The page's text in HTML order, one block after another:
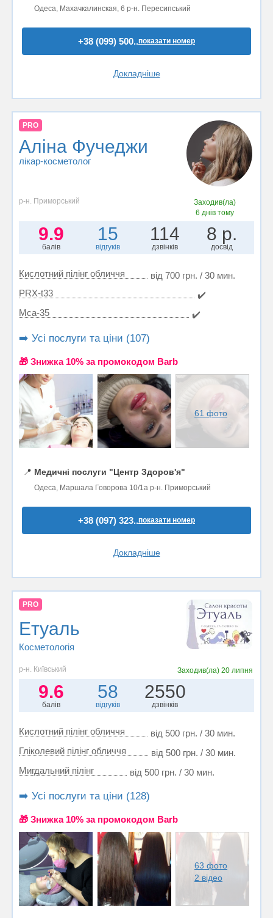
Одеса, Махачкалинская, 6 р-н. Пересипський
+38 (099) 500..показати номер
Докладніше
PRO
Аліна Фучеджи
лікар-косметолог
р-н. Приморський
Заходив(ла)
6 днів тому
9.9
балів
15
відгуків
114
дзвінків
8 р.
досвід
Кислотний пілінг обличчя
від 700 грн. / 30 мин.
PRX-t33
✔️
Mса-35
✔️
➡️ Усі послуги та ціни (107)
🎁 Знижка 10% за промокодом Barb
61 фото
📍 Медичні послуги "Центр Здоров'я"
Одеса, Маршала Говорова 10/1а р-н. Приморський
+38 (097) 323..показати номер
Докладніше
PRO
Етуаль
Косметологія
р-н. Київський Заходив(ла) 20 липня
9.6
балів
58
відгуків
2550
дзвінків
Кислотний пілінг обличчя
від 500 грн. / 30 мин.
Гліколевий пілінг обличчя
від 500 грн. / 30 мин.
Мигдальний пілінг
від 500 грн. / 30 мин.
➡️ Усі послуги та ціни (128)
🎁 Знижка 10% за промокодом Barb
63 фото
2 відео